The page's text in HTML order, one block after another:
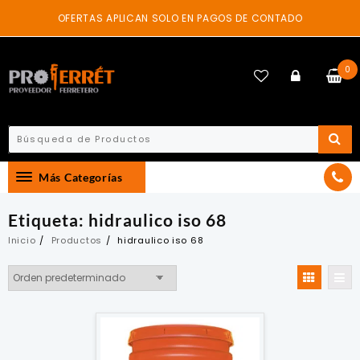
content
OFERTAS APLICAN SOLO EN PAGOS DE CONTADO
0
Más Categorías
Etiqueta: hidraulico iso 68
Inicio Productos hidraulico iso 68